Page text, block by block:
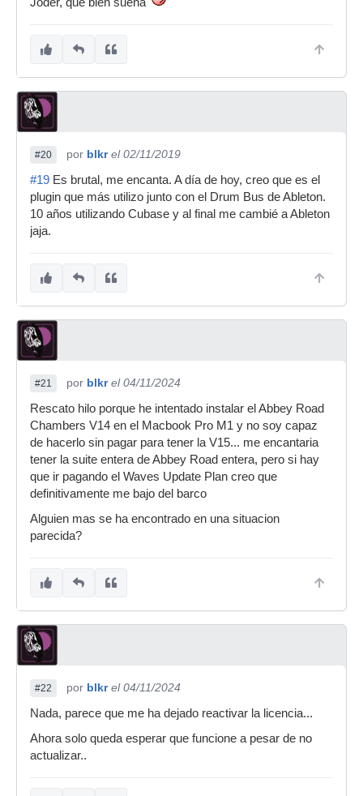
#20 por blkr el 02/11/2019
#19 Es brutal, me encanta. A día de hoy, creo que es el
plugin que más utilizo junto con el Drum Bus de Ableton.
10 años utilizando Cubase y al final me cambié a Ableton
jaja.
#21 por blkr el 04/11/2024
Rescato hilo porque he intentado instalar el Abbey Road
Chambers V14 en el Macbook Pro M1 y no soy capaz
de hacerlo sin pagar para tener la V15... me encantaria
tener la suite entera de Abbey Road entera, pero si hay
que ir pagando el Waves Update Plan creo que
definitivamente me bajo del barco
Alguien mas se ha encontrado en una situacion
parecida?
#22 por blkr el 04/11/2024
Nada, parece que me ha dejado reactivar la licencia...
Ahora solo queda esperar que funcione a pesar de no
actualizar..